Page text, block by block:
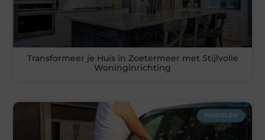
Transformeer je Huis in Zoetermeer met Stijlvolle
Woninginrichting
WINKELEN